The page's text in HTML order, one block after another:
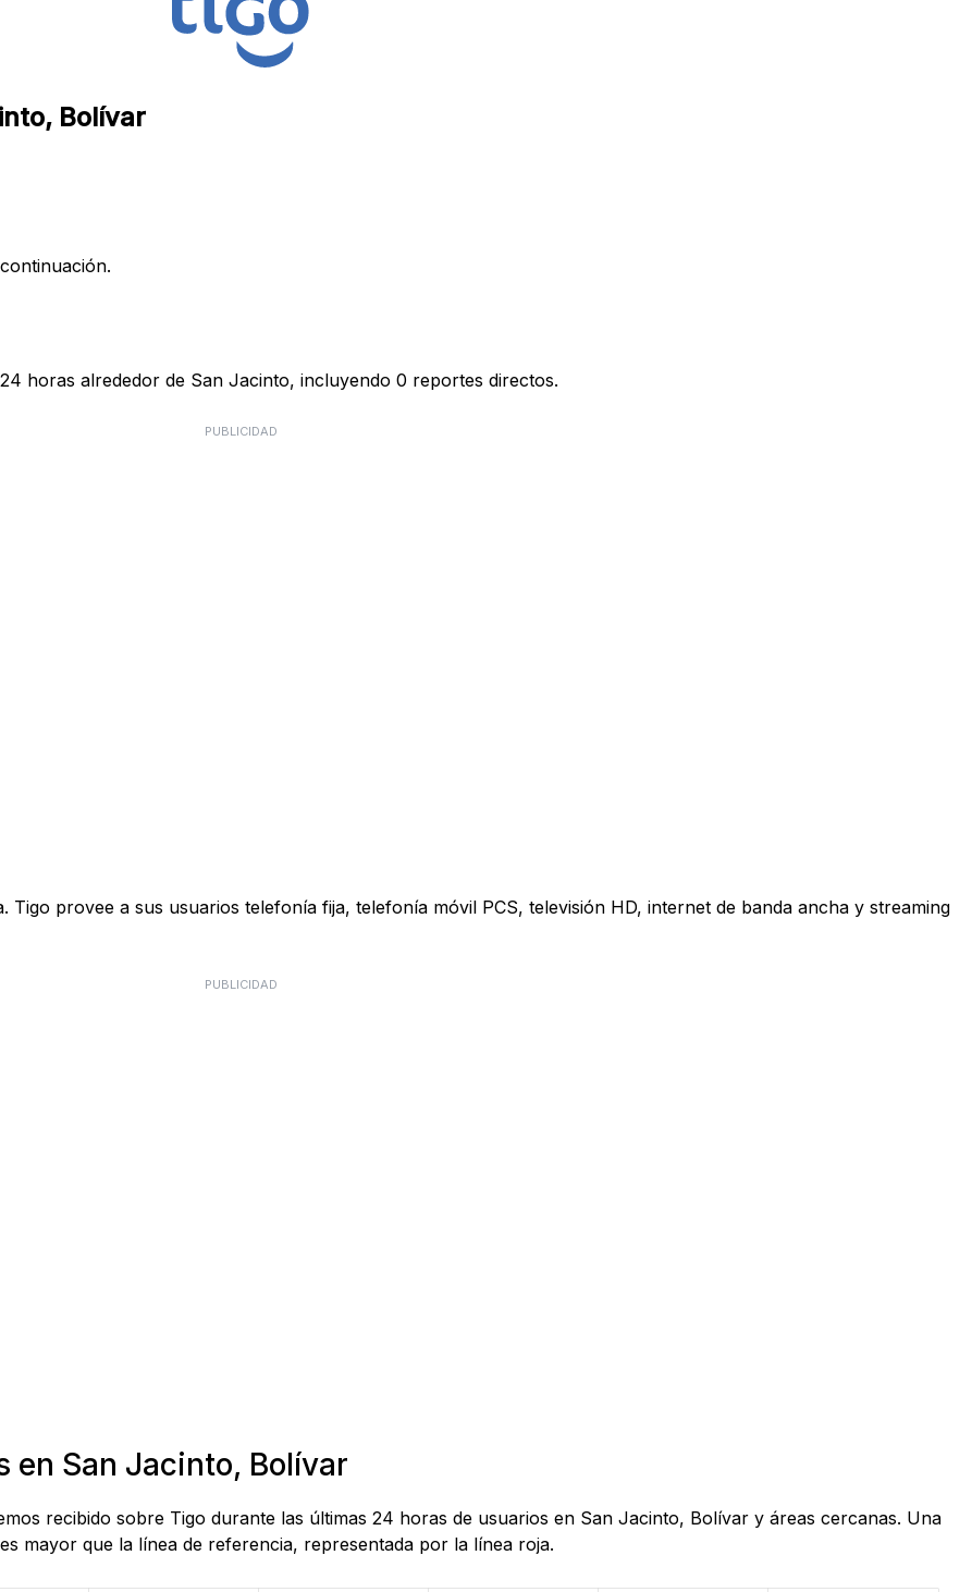
Bolívar
horas alrededor de San Jacinto, incluyendo 0 reportes directos.
PUBLICIDAD
Tigo provee a sus usuarios telefonía fija, telefonía móvil PCS, televisión HD, internet de banda ancha y streaming
PUBLICIDAD
en San Jacinto, Bolívar
recibido sobre Tigo durante las últimas 24 horas de usuarios en San Jacinto, Bolívar y áreas cercanas. Una
mayor que la línea de referencia, representada por la línea roja.